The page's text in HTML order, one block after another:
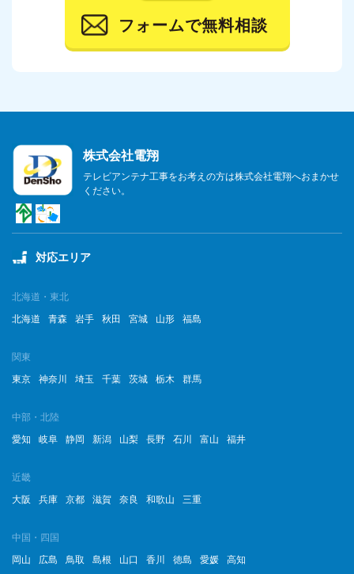
フォームで無料相談
株式会社電翔
テレビアンテナ工事をお考えの方は株式会社電翔へおまかせ
ください。
対応エリア
北海道・東北
北海道
青森 岩手 秋田 宮城 山形 福島
関東
東京
神奈川 埼玉 千葉 茨城 栃木 群馬
中部・北陸
愛知
岐阜 静岡 新潟 山梨 長野 石川 富山 福井
近畿
大阪
兵庫 京都 滋賀 奈良 和歌山 三重
中国・四国
岡山
広島 鳥取 島根 山口 香川 徳島 愛媛 高知